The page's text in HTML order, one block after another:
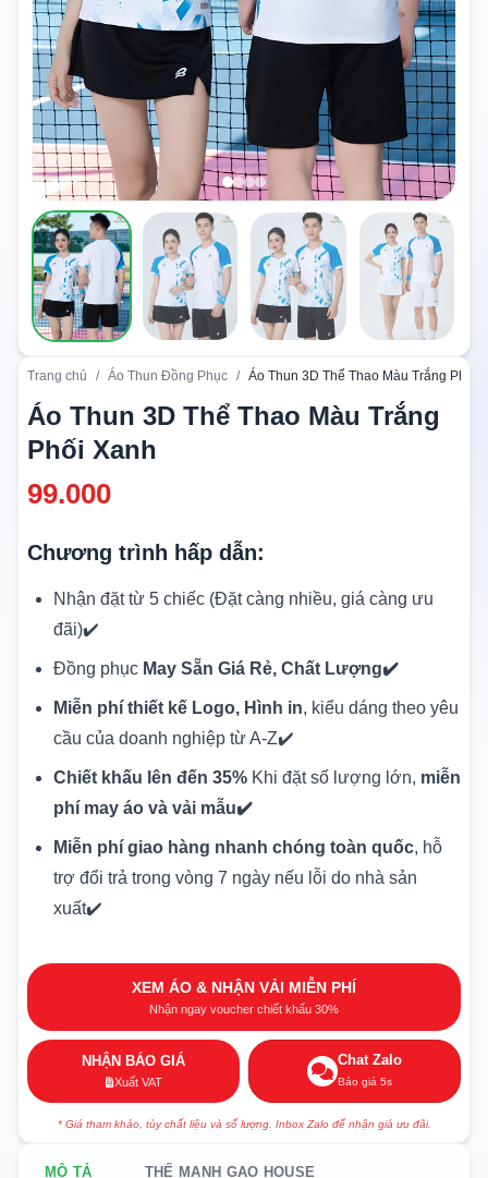
Trang chủ / Áo Thun Đồng Phục / Áo Thun 3D Thể Thao Màu Trắng Phối
Áo Thun 3D Thể Thao Màu Trắng
Phối Xanh
99.000
Chương trình hấp dẫn:
Nhận đặt từ 5 chiếc (Đặt càng nhiều, giá càng ưu
đãi)✔️
Đồng phục May Sẵn Giá Rẻ, Chất Lượng✔️
Miễn phí thiết kế Logo, Hình in, kiểu dáng theo yêu
cầu của doanh nghiệp từ A-Z✔️
Chiết khấu lên đến 35% Khi đặt số lượng lớn, miễn
phí may áo và vải mẫu✔️
Miễn phí giao hàng nhanh chóng toàn quốc, hỗ
trợ đổi trả trong vòng 7 ngày nếu lỗi do nhà sản
xuất✔️
XEM ÁO & NHẬN VẢI MIỄN PHÍ
Nhận ngay voucher chiết khấu 30%
NHẬN BÁO GIÁ
Xuất VAT
Chat Zalo
Báo giá 5s
* Giá tham khảo, tùy chất liệu và số lượng. Inbox Zalo để nhận giá ưu đãi.
MÔ TẢ THẾ MẠNH GẠO HOUSE